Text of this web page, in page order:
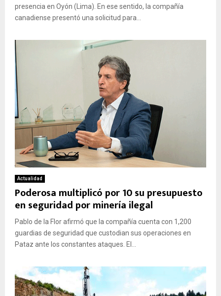
presencia en Oyón (Lima). En ese sentido, la compañía
canadiense presentó una solicitud para...
Actualidad
Poderosa multiplicó por 10 su presupuesto
en seguridad por minería ilegal
Pablo de la Flor afirmó que la compañía cuenta con 1,200
guardias de seguridad que custodian sus operaciones en
Pataz ante los constantes ataques. El...